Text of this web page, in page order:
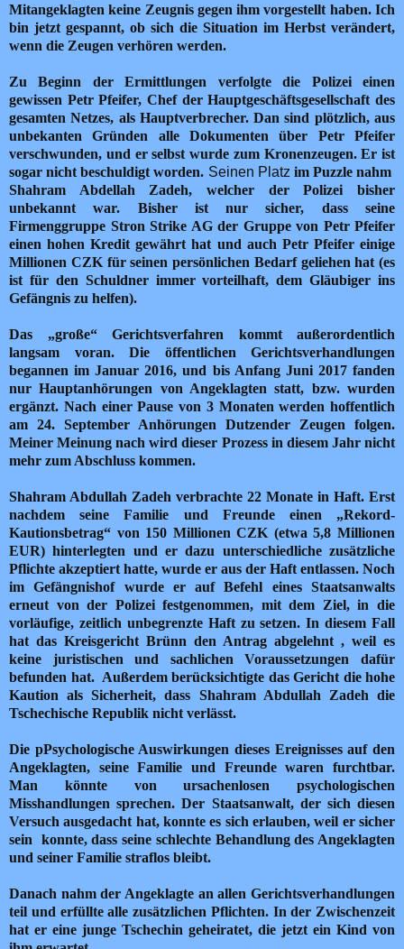
Mitangeklagten keine Zeugnis gegen ihm vorgestellt haben. Ich
bin jetzt gespannt, ob sich die Situation im Herbst verändert,
wenn die Zeugen verhören werden.
Zu Beginn der Ermittlungen verfolgte die Polizei
einen
gewissen Petr Pfeifer, Chef der Hauptgeschäftsgesellschaft des
gesamten Netzes, als Hauptverbrecher. Dan sind plötzlich, aus
unbekanten Gründen alle Dokumenten über Petr Pfeifer
verschwunden, und er selbst wurde zum Kronenzeugen. Er ist
sogar nicht beschuldigt worden. Seinen Platz im Puzzle nahm
Shahram Abdellah Zadeh, welcher
der Polizei bisher
unbekannt war.
Bisher ist nur sicher, dass seine
Firmenggruppe Stron Strike AG der Gruppe von Petr Pfeifer
einen hohen Kredit gewährt hat und auch Petr Pfeifer einige
Millionen CZK für seinen persönlichen Bedarf geliehen hat (es
ist für den Schuldner immer vorteilhaft, dem Gläubiger ins
Gefängnis zu helfen).
Das „große“ Gerichtsverfahren kommt außerordentlich
langsam voran. Die öffentlichen Gerichtsverhandlungen
begannen im Januar 2016, und bis Anfang Juni 2017 fanden
nur Hauptanhörungen von Angeklagten statt, bzw. wurden
ergänzt. Nach einer Pause von 3 Monaten werden hoffentlich
am 24. September Anhörungen Dutzender Zeugen folgen.
Meiner Meinung nach wird dieser Prozess in diesem Jahr nicht
mehr zum Abschluss kommen.
Shahram Abdullah Zadeh verbrachte 22 Monate in Haft. Erst
nachdem seine Familie und Freunde einen „Rekord-
Kautionsbetrag“ von 150 Millionen CZK (etwa 5,8 Millionen
EUR) hinterlegten und er dazu unterschiedliche zusätzliche
Pflichte akzeptiert hatte, wurde er aus der Haft entlassen. Noch
im Gefängnishof wurde er auf Befehl eines Staatsanwalts
erneut von der Polizei festgenommen, mit dem Ziel, in die
vorläufige, zeitlich unbegrenzte Haft zu setzen. In diesem Fall
hat das Kreisgericht Brünn den Antrag abgelehnt , weil es
keine juristischen und sachlichen Voraussetzungen dafür
befunden hat. Außerdem berücksichtigte das Gericht die hohe
Kaution als Sicherheit, dass Shahram Abdullah Zadeh die
Tschechische Republik nicht verlässt.
Die pPsychologische Auswirkungen dieses Ereignisses auf den
Angeklagten, seine Familie und Freunde waren furchtbar.
Man könnte von ursachenlosen psychologischen
Misshandlungen sprechen. Der Staatsanwalt, der sich diesen
Versuch ausgedacht hat, konnte es sich erlauben, weil er sicher
sein konnte, dass seine schlechte Behandlung des Angeklagten
und seiner Familie straflos bleibt.
Danach nahm der Angeklagte an allen Gerichtsverhandlungen
teil und erfüllte alle zusätzlichen Pflichten. In der Zwischenzeit
hat er eine junge Tschechin geheiratet, die jetzt ein Kind von